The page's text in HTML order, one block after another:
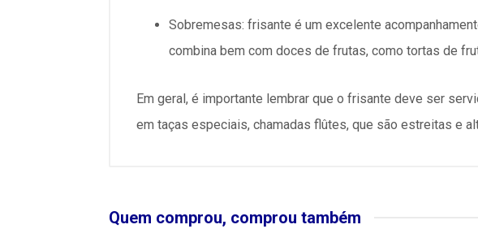
Sobremesas: frisante é um excelente
combina bem com doces de frutas, como tortas de
Em geral, é importante lembrar que o frisante deve ser
em taças especiais, chamadas flûtes, que são estreitas e
Quem comprou, comprou também